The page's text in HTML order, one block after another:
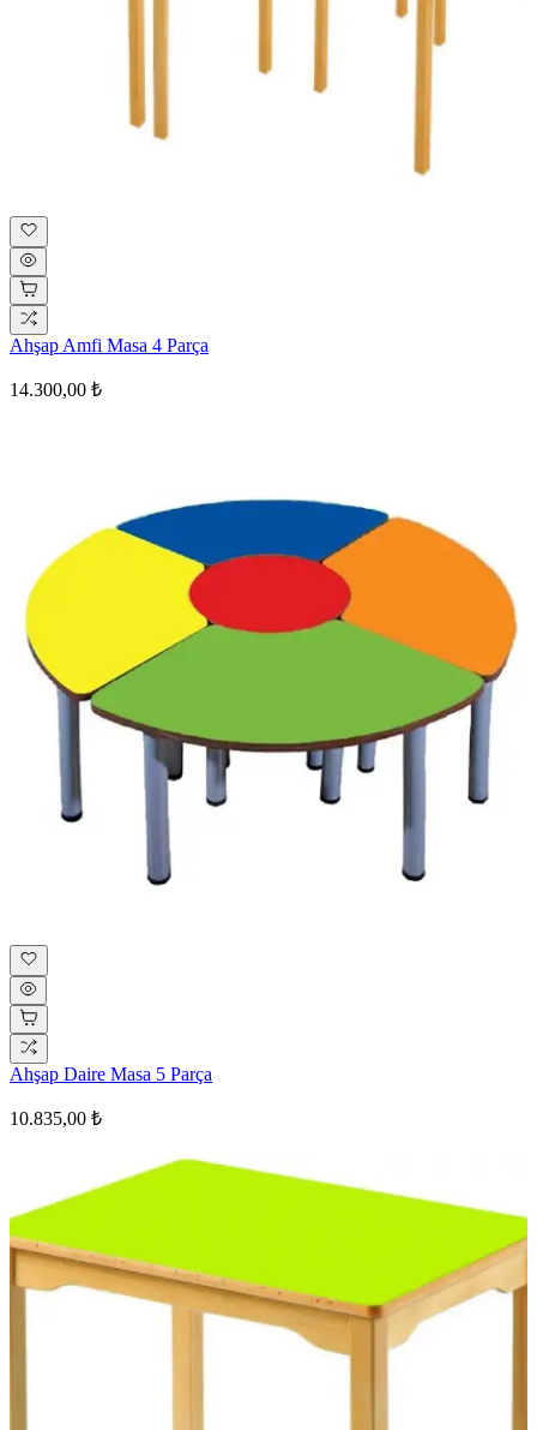
Ahşap Amfi Masa 4 Parça
14.300,00 ₺
Ahşap Daire Masa 5 Parça
10.835,00 ₺